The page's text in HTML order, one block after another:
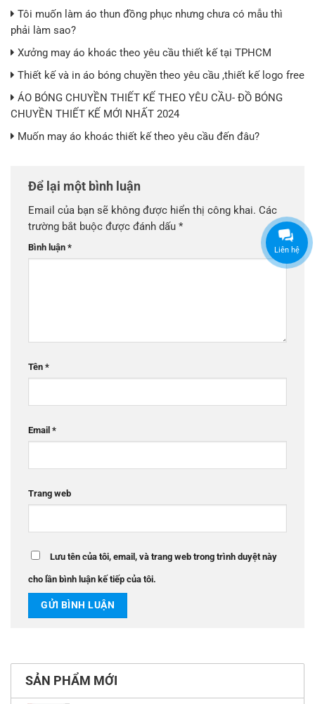
Tôi muốn làm áo thun đồng phục nhưng chưa có mẫu thì
phải làm sao?
Xưởng may áo khoác theo yêu cầu thiết kế tại TPHCM
Thiết kế và in áo bóng chuyền theo yêu cầu ,thiết kế logo free
ÁO BÓNG CHUYỀN THIẾT KẾ THEO YÊU CẦU- ĐỒ BÓNG
CHUYỀN THIẾT KẾ MỚI NHẤT 2024
Muốn may áo khoác thiết kế theo yêu cầu đến đâu?
Để lại một bình luận
Email của bạn sẽ không được hiển thị công khai. Các
trường bắt buộc được đánh dấu *
Bình luận *
Tên *
Email *
Trang web
Lưu tên của tôi, email, và trang web trong trình duyệt này
cho lần bình luận kế tiếp của tôi.
SẢN PHẨM MỚI
Liên hệ